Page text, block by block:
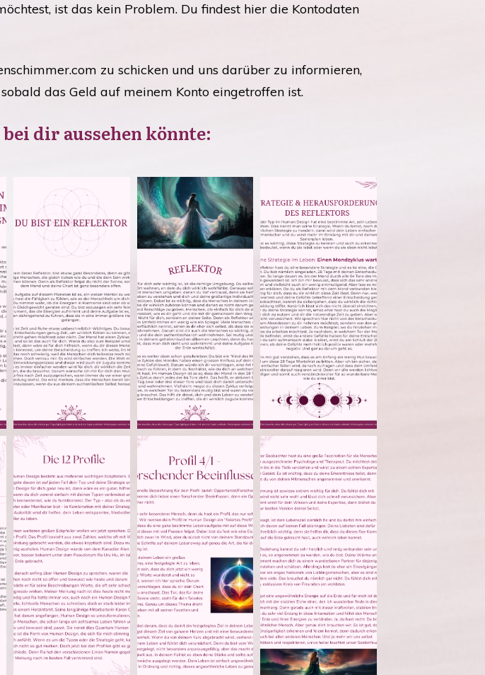
ist das kein Problem. Du findest hier die Kontodaten
zu schicken und uns darüber zu informieren,
das Geld auf meinem Konto eingetroffen ist.
dir aussehen könnte: